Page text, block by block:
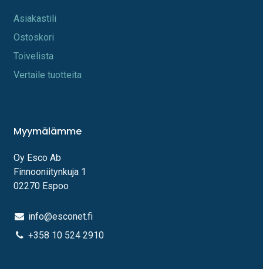
A​s​iakastili
Os​toskori
Toi​velista
Vertaile tuotteita
Myymälämme
Oy Esco Ab
Finnooniitynkuja 1
02270 Espoo
info@esconet.fi
+358 10 524 2910